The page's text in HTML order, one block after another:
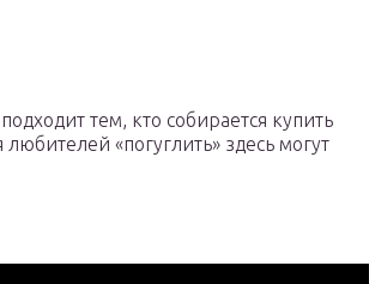
тем, кто собирается купить
«погуглить» здесь могут